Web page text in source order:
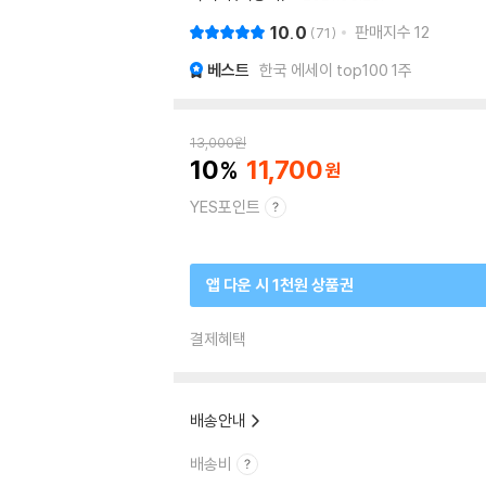
10.0 71 판매지수 12
베스트 한국 에세이 top100 1주
13,000원
10 11,700
YES포인트
앱 다운 시 1천원 상품권
결제혜택
배송안내
배송비